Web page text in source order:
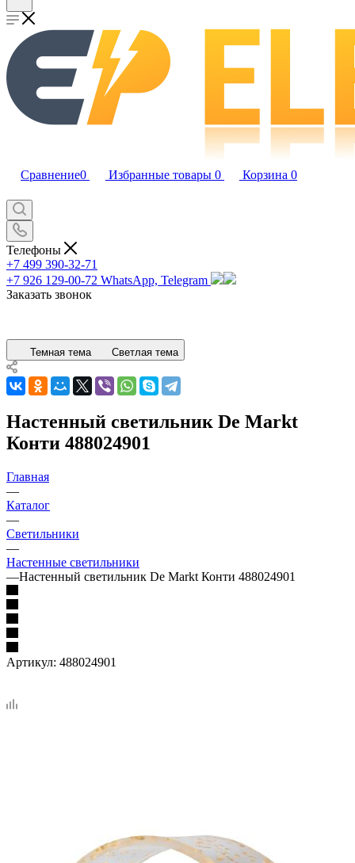
Сравнение0 Избранные товары 0 Корзина 0
Телефоны
+7 499 390-32-71
+7 926 129-00-72 WhatsApp, Telegram
Заказать звонок
Темная тема Светлая тема
Настенный светильник De Markt
Конти 488024901
Главная
—
Каталог
—
Светильники
—
Настенные светильники
—Настенный светильник De Markt Конти 488024901
Артикул: 488024901